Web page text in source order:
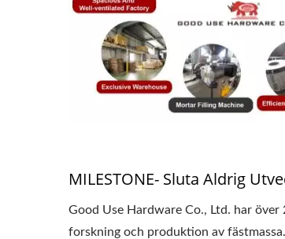
MILESTONE- Sluta Aldrig
Good Use Hardware Co., Ltd. har
forskning och produktion av